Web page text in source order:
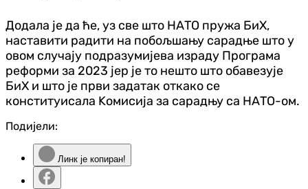
Додала је да ће, уз све што НАТО пружа БиХ,
наставити радити на побољшању сарадње што у
овом случају подразумијева израду Програма
реформи за 2023 јер је то нешто што обавезује
БиХ и што је први задатак откако се
конституисала Kомисија за сарадњу са НАТО-ом.
Подијели:
Линк је копиран!